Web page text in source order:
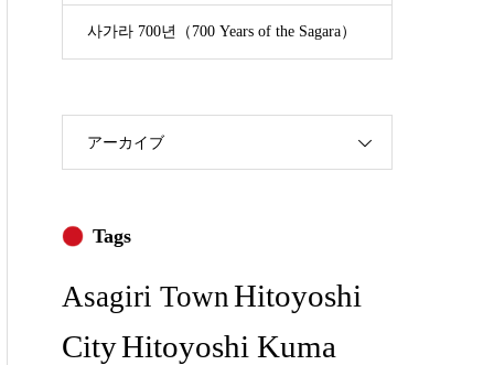
사가라 700년（700 Years of the Sagara）
アーカイブ
Tags
Asagiri Town Hitoyoshi
CityHitoyoshi Kuma